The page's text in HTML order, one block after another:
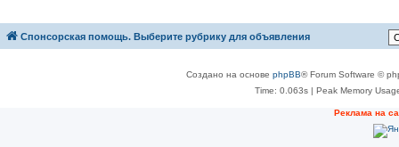
Спонсорская помощь. Выберите рубрику для объявления
Создано на основе phpBB® Forum Software ©
Time: 0.063s| Peak Memory
Реклама на